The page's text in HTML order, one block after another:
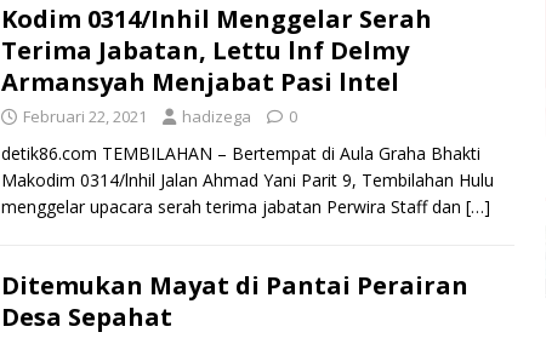
Kodim 0314/Inhil Menggelar Serah
Terima Jabatan, Lettu lnf Delmy
Armansyah Menjabat Pasi lntel
Februari 22, 2021 hadizega 0
detik86.com TEMBILAHAN – Bertempat di Aula Graha Bhakti
Makodim 0314/lnhil Jalan Ahmad Yani Parit 9, Tembilahan Hulu
menggelar upacara serah terima jabatan Perwira Staff dan […]
Ditemukan Mayat di Pantai Perairan
Desa Sepahat